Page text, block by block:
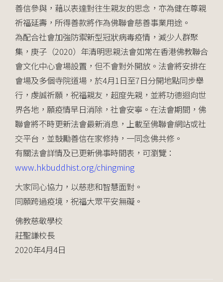
善信參與，藉以表達對往生親友的思念，亦為健在尊親
祈福延壽，所得善款將作為佛聯會慈善事業用途。
為配合社會加強防禦新型冠狀病毒疫情，減少人群聚
集，庚子（2020）年清明思親法會如常在香港佛教聯合
會文化中心會場設置，但不會對外開放。法會將安排在
會場及多個寺院道場，於4月1日至7日分開地點同步舉
行，虔誠祈願，祝福親友，超度先親，並將功德迴向世
界各地，願疫情早日消除，社會安寧。在法會期間，佛
聯會將不時更新法會最新消息，上載至佛聯會網站或社
交平台，並鼓勵善信在家修持，一同念佛共修。
有關法會詳情及已更新佛事時間表，可瀏覽：
www.hkbuddhist.org/chingming
大家同心協力，以慈悲和智慧面對。
同願跨過疫境，祝福大眾平安無礙。
佛教慈敬學校
莊聖謙校長
2020年4月4日